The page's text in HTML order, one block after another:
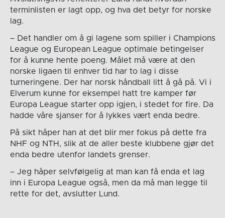
terminlisten er lagt opp, og hva det betyr for norske
lag.
– Det handler om å gi lagene som spiller i Champions
League og European League optimale betingelser
for å kunne hente poeng. Målet må være at den
norske ligaen til enhver tid har to lag i disse
turneringene. Der har norsk håndball litt å gå på. Vi i
Elverum kunne for eksempel hatt tre kamper før
Europa League starter opp igjen, i stedet for fire. Da
hadde våre sjanser for å lykkes vært enda bedre.
På sikt håper han at det blir mer fokus på dette fra
NHF og NTH, slik at de aller beste klubbene gjør det
enda bedre utenfor landets grenser.
– Jeg håper selvfølgelig at man kan få enda et lag
inn i Europa League også, men da må man legge til
rette for det, avslutter Lund.